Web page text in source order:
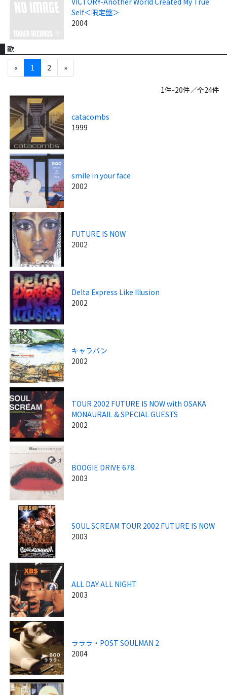
Self＜限定盤＞
2004
歌
«
1 2 »
1件-20件／全24件
catacombs
1999
smile in your face
2002
FUTURE IS NOW
2002
Delta Express Like Illusion
2002
キャラバン
2002
TOUR 2002 FUTURE IS NOW with OSAKA
MONAURAIL & SPECIAL GUESTS
2002
BOOGIE DRIVE 678.
2003
SOUL SCREAM TOUR 2002 FUTURE IS NOW
2003
ALL DAY ALL NIGHT
2003
ラララ・POST SOULMAN 2
2004